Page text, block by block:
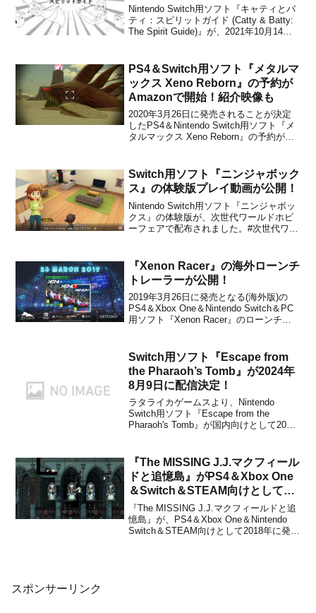
Nintendo Switch用ソフト『キャティとバ
ティ：スピリットガイド (Catty & Batty:
The Spirit Guide)』が、2021年10月14日
が、2021年10月13日 23時...
PS4＆Switch用ソフト『メタルマ
ックス Xeno Reborn』の予約が
Amazonで開始！紹介映像も
2020年3月26日に発売されることが決定
したPS4＆Nintendo Switch用ソフト『メ
タルマックス Xeno Reborn』の予約が、
【Amazon.co.jp】■METAL MAX Xe...
Switch用ソフト『ニンジャボック
ス』の体験版プレイ動画が公開！
Nintendo Switch用ソフト『ニンジャボッ
クス』の体験版が、次世代ワールドホビ
ーフェアで配布されました。#次世代ワー
皆様遊んでいただいておりますでしょう
か⁉️ぜひダウンロードして遊んでみてく
だ...
『Xenon Racer』の海外ローンチ
トレーラーが公開！
2019年3月26日に発売となる(海外版)の
PS4＆Xbox One＆Nintendo Switch＆PC
用ソフト『Xenon Racer』のローンチト
できます。【任天堂ライセンス商品】フ
ァイティングステ...
Switch用ソフト『Escape from
the Pharaoh’s Tomb』が2024年
8月9日に配信決定！
ラタライカゲームスより、Nintendo
Switch用ソフト『Escape from the
Pharaoh's Tomb』が国内向けとして2024
います。本作は、呪われた古代のファラ
オの墓から脱出...
『The MISSING J.J.マクフィール
ドと追憶島』がPS4＆Xbox One
＆Switch＆STEAM向けとして
2018年に発売決定！
『The MISSING J.J.マクフィールドと追
憶島』が、PS4＆Xbox One＆Nintendo
Switch＆STEAM向けとして2018年に発売
スポンサーリンク